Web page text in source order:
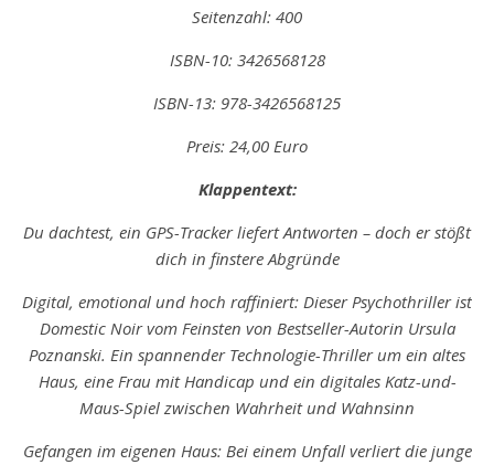
Seitenzahl: 400
ISBN-10: ‎3426568128
ISBN-13: 978-3426568125
Preis: 24,00 Euro
Klappentext:
Du dachtest, ein GPS-Tracker liefert Antworten – doch er stößt
dich in finstere Abgründe
Digital, emotional und hoch raffiniert: Dieser Psychothriller ist
Domestic Noir vom Feinsten von Bestseller-Autorin Ursula
Poznanski. Ein spannender Technologie-Thriller um ein altes
Haus, eine Frau mit Handicap und ein digitales Katz-und-
Maus-Spiel zwischen Wahrheit und Wahnsinn
Gefangen im eigenen Haus: Bei einem Unfall verliert die junge